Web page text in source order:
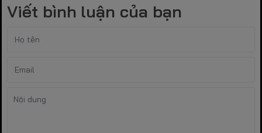
Viết bình luận của bạn